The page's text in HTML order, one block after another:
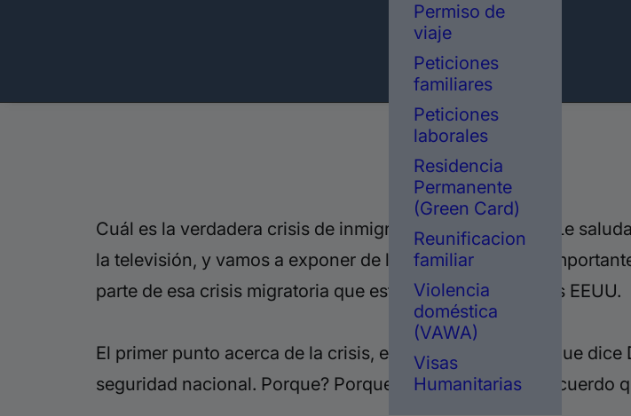
Permiso de
viaje
Peticiones
familiares
Peticiones
laborales
Residencia
Permanente
(Green Card)
Reunificacion
familiar
Violencia
doméstica
(VAWA)
Visas
Humanitarias
Cuál es la verdadera crisis de inmigración en los EEUU? Le
la televisión, y vamos a exponer de los tres puntos más
parte de esa crisis migratoria que estamos viviendo en los EEUU.
El primer punto acerca de la crisis, es que no es la crisis que
seguridad nacional. Porque? Porque no todos están de acuerdo